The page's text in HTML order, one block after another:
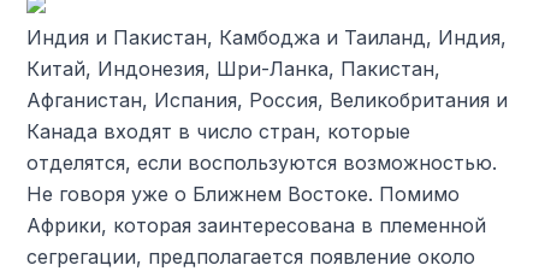
Индия и Пакистан, Камбоджа и Таиланд, Индия,
Китай, Индонезия, Шри-Ланка, Пакистан,
Афганистан, Испания, Россия, Великобритания и
Канада входят в число стран, которые
отделятся, если воспользуются возможностью.
Не говоря уже о Ближнем Востоке. Помимо
Африки, которая заинтересована в племенной
сегрегации, предполагается появление около